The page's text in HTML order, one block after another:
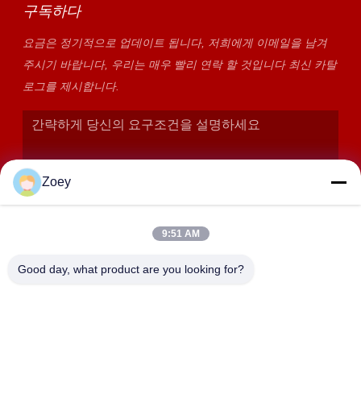
구독하다
요금은 정기적으로 업데이트 됩니다, 저희에게 이메일을 남겨
주시기 바랍니다, 우리는 매우 빨리 연락 할 것입니다 최신 카탈
로그를 제시합니다.
제출
Zoey
9:51 AM
Good day, what product are you looking for?